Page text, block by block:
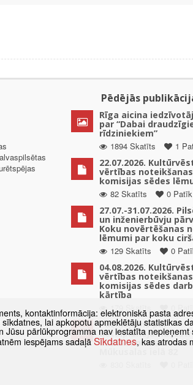
Pēdējās
Rīga aicina
par “Dabai
rīdziniekiem”
1894 Skatīts
1
22.07.2026.
vērtības noteikšanas
komisijas sēdes
82 Skatīts
0 Patīk
27.07.-31.07.2026.
un inženierbūvju
Koku novērtēšanas
lēmumi par koku
129 Skatīts
0
04.08.2026.
vērtības noteikšanas
komisijas sēdes
kārtība
179 Skatīts
0 Patīk
Paziņojums par
detālplānojuma
uzsākšanu zemes
kontaktinformācija: elektroniskā pasta
lai apkopotu apmeklētāju statistikas
pārlūkprogramma nav iestatīta
iespējams sadaļā Sīkdatnes, kas atrodas